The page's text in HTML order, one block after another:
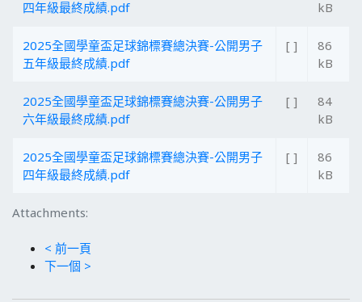
Attachments:
四年級最終成績.pdf kB
2025全國學童盃足球錦標賽總決賽-公開男子
五年級最終成績.pdf
[ ]
86
kB
2025全國學童盃足球錦標賽總決賽-公開男子
六年級最終成績.pdf
[ ]
84
kB
2025全國學童盃足球錦標賽總決賽-公開男子
四年級最終成績.pdf
[ ]
86
kB
< 前一頁
下一個 >